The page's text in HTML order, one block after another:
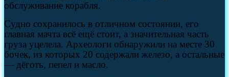
обслуживание корабля.
Судно сохранилось в отличном состоянии, его
главная мачта всё ещё стоит, а значительная часть
груза уцелела. Археологи обнаружили на месте 30
бочек, из которых 20 содержали железо, а остальные
— дёготь, пепел и масло.